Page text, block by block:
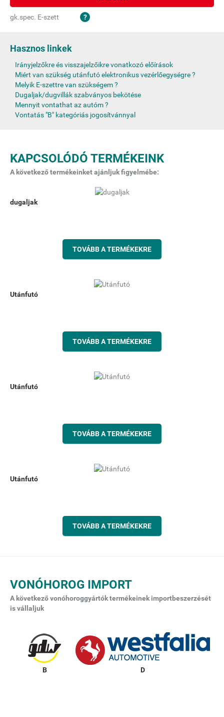
gk.spec. E-szett
Hasznos linkek
Irányjelzőkre és visszajelzőikre vonatkozó előírások
Miért van szükség utánfutó elektronikus vezérlőegységre ?
Melyik E-szettre van szükségem ?
Dugaljak/dugvillák szabványos bekötése
Mennyit vontathat az autóm ?
Vontatás "B" kategóriás jogosítvánnyal
KAPCSOLÓDÓ TERMÉKEINK
A következő termékeinket ajánljuk figyelmébe:
dugaljak
TOVÁBB A TERMÉKEKRE
Utánfutó
TOVÁBB A TERMÉKEKRE
Utánfutó
TOVÁBB A TERMÉKEKRE
Utánfutó
TOVÁBB A TERMÉKEKRE
VONÓHOROG IMPORT
A következő vonóhoroggyártók termékeinek importbeszerzését
is vállaljuk